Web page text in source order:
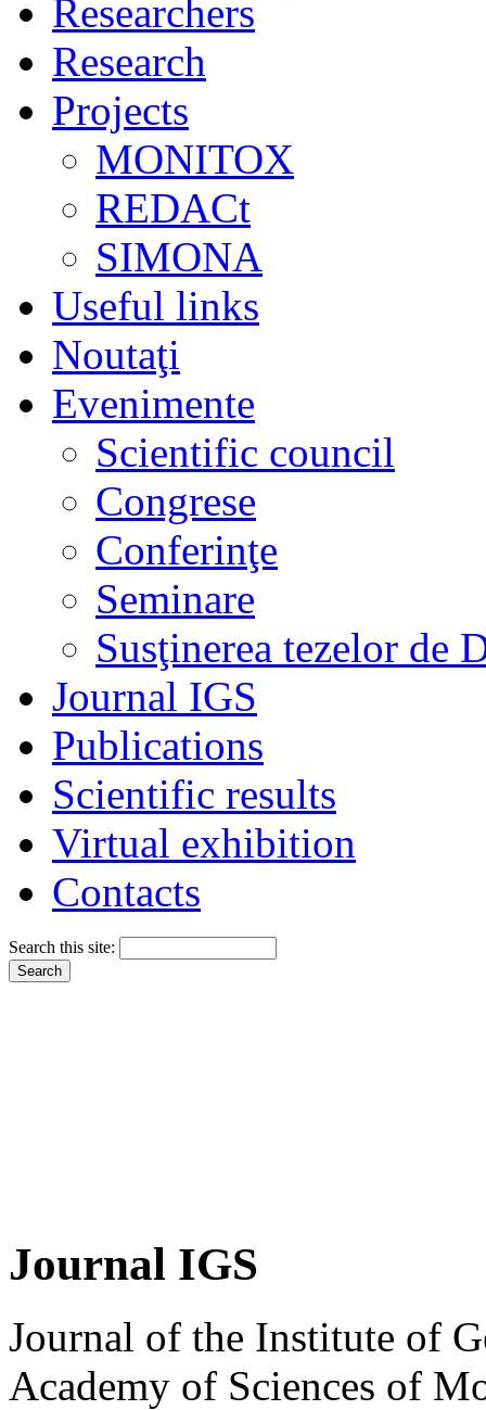
Researchers
Research
Projects
MONITOX
REDACt
SIMONA
Useful links
Noutaţi
Evenimente
Scientific council
Congrese
Conferinţe
Seminare
Susţinerea tezelor de
Journal IGS
Publications
Scientific results
Virtual exhibition
Contacts
Search this site:
Journal IGS
Journal of the Institute of
Academy of Sciences of